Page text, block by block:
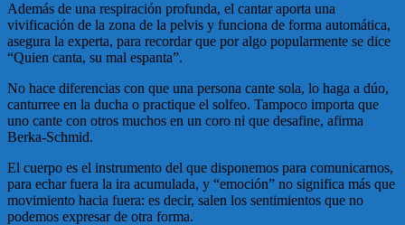
Además de una respiración profunda, el cantar aporta una
vivificación de la zona de la pelvis y funciona de forma automática,
asegura la experta, para recordar que por algo popularmente se dice
“Quien canta, su mal espanta”.
No hace diferencias con que una persona cante sola, lo haga a dúo,
canturree en la ducha o practique el solfeo. Tampoco importa que
uno cante con otros muchos en un coro ni que desafine, afirma
Berka-Schmid.
El cuerpo es el instrumento del que disponemos para comunicarnos,
para echar fuera la ira acumulada, y “emoción” no significa más que
movimiento hacia fuera: es decir, salen los sentimientos que no
podemos expresar de otra forma.